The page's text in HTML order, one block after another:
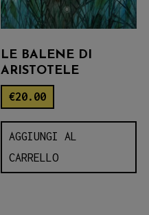
LE BALENE DI
ARISTOTELE
€20.00
AGGIUNGI AL
CARRELLO